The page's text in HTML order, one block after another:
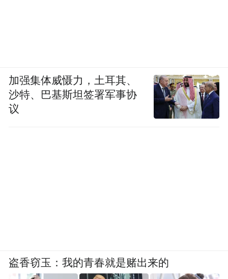
加强集体威慑力，土耳其、
沙特、巴基斯坦签署军事协
议
盗香窃玉：我的青春就是赌出来的